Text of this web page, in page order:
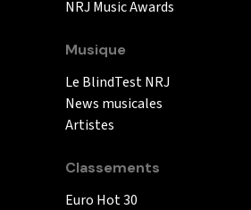
NRJ Music Awards
Musique
Le BlindTest NRJ
News musicales
Artistes
Classements
Euro Hot 30